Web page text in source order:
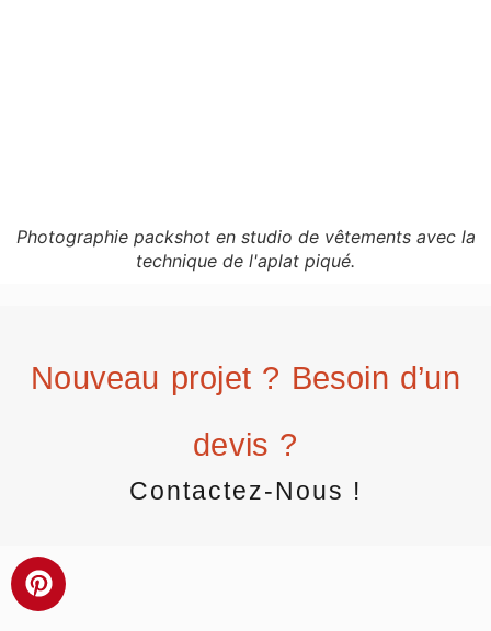
Photographie packshot en studio de vêtements avec la
technique de l'aplat piqué.
Nouveau projet ? Besoin d’un
devis ?
Contactez-Nous !